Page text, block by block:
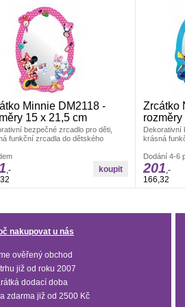
Minnie DM2118 -
15 x 21,5 cm
bezpečné zrcadlo pro děti,
funkční zrcadla do dětského
15x21,5 cm.
,-
Zrcátko
Dekorativní
krásná
Rozměry:
Dodání 4-6
201,-
166,32
nakupovat u nás
ověřený obchod
již od roku 2007
dodací doba
zdarma již od 2500 Kč